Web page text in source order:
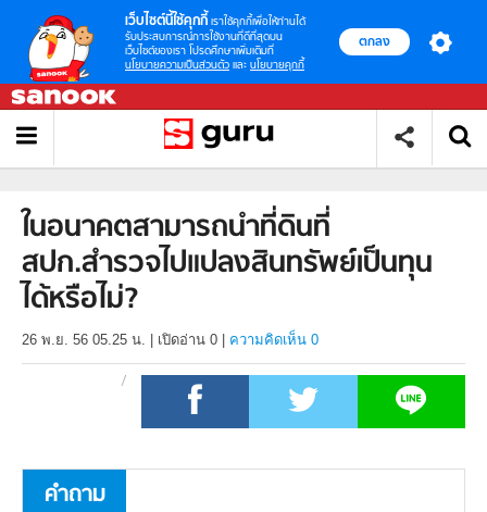
เว็บไซต์นี้ใช้คุกกี้ เราใช้คุกกี้เพื่อให้ท่านได้
รับประสบการณ์การใช้งานที่ดีที่สุดบน
เว็บไซต์ของเรา โปรดศึกษาเพิ่มเติมที่
นโยบายความเป็นส่วนตัว และ นโยบายคุกกี้
ตกลง
ในอนาคตสามารถนำที่ดินที่
สปก.สำรวจไปแปลงสินทรัพย์เป็นทุน
ได้หรือไม่?
26 พ.ย. 56 05.25 น. เปิดอ่าน 0 ความคิดเห็น 0
คำถาม